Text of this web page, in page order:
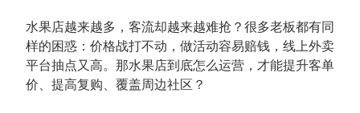
水果店越来越多，客流却越来越难抢？很多老板都有同
样的困惑：价格战打不动，做活动容易赔钱，线上外卖
平台抽点又高。那水果店到底怎么运营，才能提升客单
价、提高复购、覆盖周边社区？